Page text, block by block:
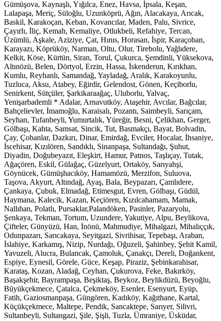
Gümüşova, Kaynaşlı, Yığılca, Enez, Havsa, İpsala, Keşan,
Lalapaşa, Meriç, Süloğlu, Uzunköprü, Ağın, Alacakaya, Arıcak,
Baskil, Karakoçan, Keban, Kovancılar, Maden, Palu, Sivrice,
Çayırlı, İliç, Kemah, Kemaliye, Otlukbeli, Refahiye, Tercan,
Üzümlü, Aşkale, Aziziye, Çat, Hınıs, Horasan, İspir, Karaçoban,
Karayazı, Köprüköy, Narman, Oltu, Olur, Tirebolu, Yağlıdere,
Kelkit, Köse, Kürtün, Siran, Torul, Çukurca, Şemdinli, Yüksekova,
Altınözü, Belen, Dörtyol, Erzin, Hassa, İskenderun, Kırıkhan,
Kumlu, Reyhanlı, Samandağ, Yayladağ, Aralık, Karakoyunlu,
Tuzluca, Aksu, Atabey, Eğirdir, Gelendost, Gönen, Keçiborlu,
Senirkent, Sütçüler, Şarkikaraağaç, Uluborlu, Yalvaç,
Yenişarbademli * Adalar, Arnavutköy, Ataşehir, Avcılar, Bağcılar,
Bahçelievler, İmamoğlu, Karaisalı, Pozantı, Saimbeyli, Sarıçam,
Seyhan, Tufanbeyli, Yumurtalık, Yüreğir, Besni, Çelikhan, Gerger,
Gölbaşı, Kahta, Samsat, Sincik, Tut, Basmakçı, Bayat, Bolvadin,
Çay, Çobanlar, Dazkırı, Dinar, Emirdağ, Evciler, Hocalar, İhsaniye,
İscehisar, Kızılören, Sandıklı, Sinanpaşa, Sultandağı, Şuhut,
Diyadin, Doğubeyazıt, Eleşkirt, Hamur, Patnos, Taşlıçay, Tutak,
Ağaçören, Eskil, Gülağaç, Güzelyurt, Ortaköy, Sarıyahşi,
Göynücek, Gümüşhacıköy, Hamamözü, Merzifon, Suluova,
Taşova, Akyurt, Altındağ, Ayaş, Bala, Beypazarı, Çamlıdere,
Çankaya, Çubuk, Elmadağ, Etimesgut, Evren, Gölbaşı, Güdül,
Haymana, Kalecik, Kazan, Keçiören, Kızılcahamam, Mamak,
Nallıhan, Polatlı, Pursaklar,Palandöken, Pasinler, Pazaryolu,
Şenkaya, Tekman, Tortum, Uzundere, Yakutiye, Alpu, Beylikova,
Çifteler, Günyüzü, Han, İnönü, Mahmudiye, Mihalgazi, Mihalıççık,
Odunpazarı, Sarıcakaya, Seyitgazi, Sivrihisar, Tepebaşı, Araban,
İslahiye, Karkamış, Nizip, Nurdağı, Oğuzeli, Şahinbey, Şehit Kamil,
Yavuzeli, Alucra, Bulancak, Çamoluk, Çanakçı, Dereli, Doğankent,
Espiye, Eynesil, Görele, Güce, Keşap, Piraziz, Şebinkarahisar,
Karataş, Kozan, Aladağ, Ceyhan, Çukurova, Feke, Bakırköy,
Başakşehir, Bayrampaşa, Beşiktaş, Beykoz, Beylikdüzü, Beyoğlu,
Büyükçekmece, Çatalca, Çekmeköy, Esenler, Esenyurt, Eyüp,
Fatih, Gaziosmanpaşa, Güngören, Kadıköy, Kağıthane, Kartal,
Küçükçekmece, Maltepe, Pendik, Sancaktepe, Sarıyer, Silivri,
Sultanbeyli, Sultangazi, Şile, Şişli, Tuzla, Ümraniye, Üsküdar,